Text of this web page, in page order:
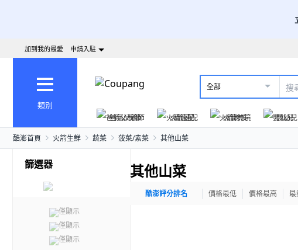
加到我的最愛 申請入駐
類別
全部
爸氣父親節 火箭速配 火箭跨境 嬰幼兒
酷澎首頁 火箭生鮮 蔬菜 菠菜/素菜 其他山菜
篩選器
僅顯示
僅顯示
僅顯示
其他山菜
酷澎評分排名 價格最低 價格最高 最